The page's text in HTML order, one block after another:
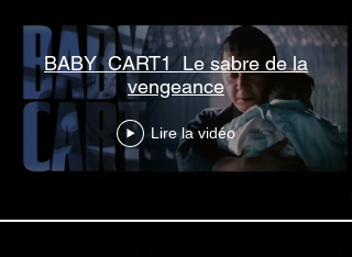
BABY_CART1_Le sabre de la
vengeance
Lire la vidéo